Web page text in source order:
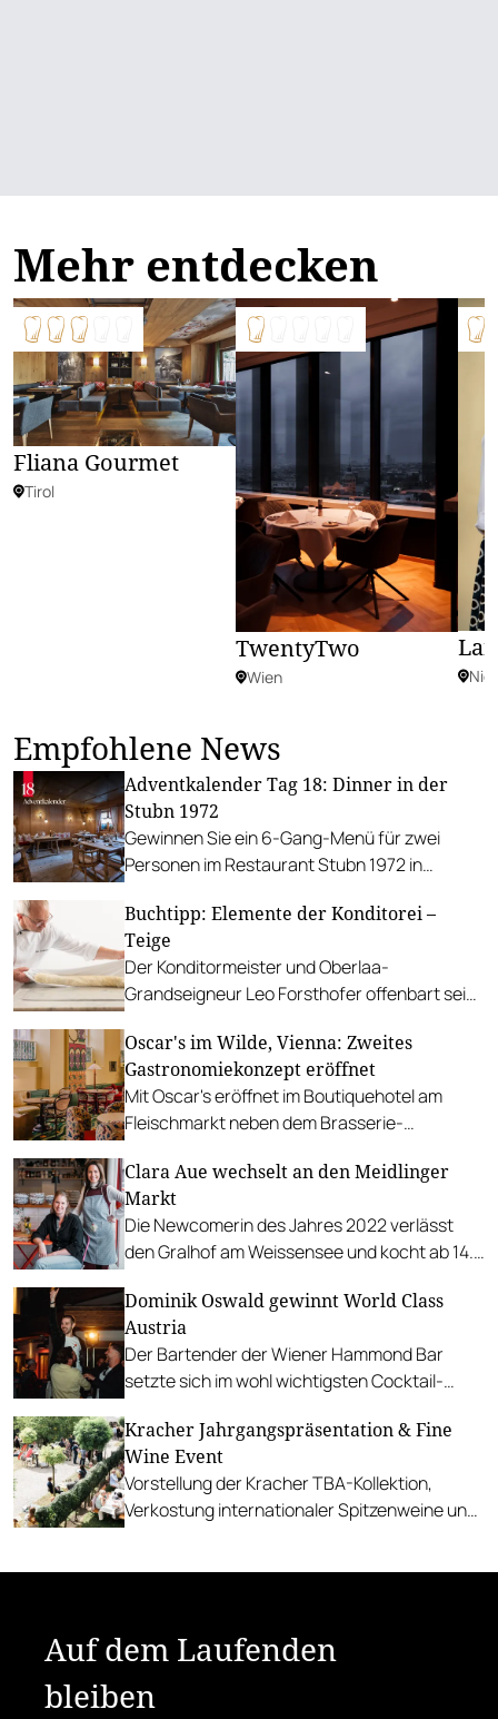
Mehr entdecken
Fliana Gourmet
Tirol
TwentyTwo
Wien
Empfohlene News
Adventkalender Tag 18: Dinner in der
Stubn 1972
Gewinnen Sie ein 6-Gang-Menü für zwei
Personen im Restaurant Stubn 1972 in
Buchtipp: Elemente der Konditorei –
Teige
Der Konditormeister und Oberlaa-
Grandseigneur Leo Forsthofer offenbart sein
fünfteilige Buchreihe.
Oscar's im Wilde, Vienna: Zweites
Gastronomiekonzept eröffnet
Mit Oscar's eröffnet im Boutiquehotel am
Fleischmarkt neben dem Brasserie-
Clara Aue wechselt an den Meidlinger
Markt
Die Newcomerin des Jahres 2022 verlässt
den Gralhof am Weissensee und kocht ab 14.
Dominik Oswald gewinnt World Class
Austria
Der Bartender der Wiener Hammond Bar
setzte sich im wohl wichtigsten Cocktail-
Kracher Jahrgangspräsentation & Fine
Wine Event
Vorstellung der Kracher TBA-Kollektion,
Verkostung internationaler Spitzenweine und
Auf dem Laufenden
bleiben